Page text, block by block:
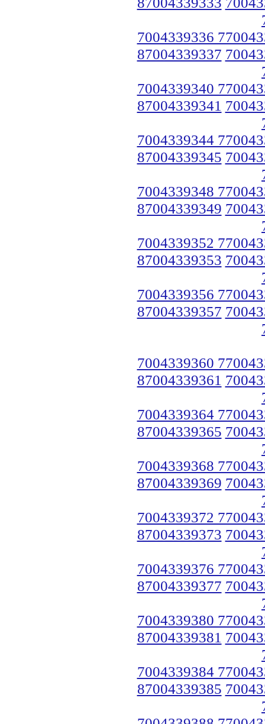
7004339336
87004339337
7004339340
87004339341
7004339344
87004339345
7004339348
87004339349
7004339352
87004339353
7004339356
87004339357
7004339360
87004339361
7004339364
87004339365
7004339368
87004339369
7004339372
87004339373
7004339376
87004339377
7004339380
87004339381
7004339384
87004339385